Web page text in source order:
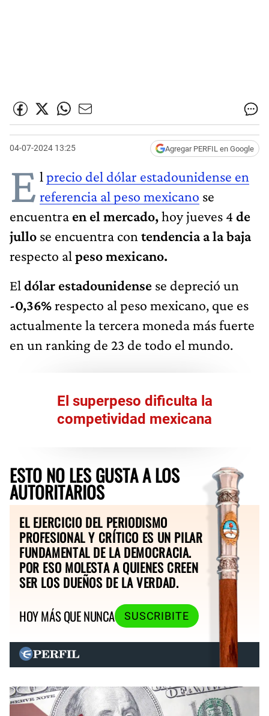
04-07-2024 13:25 Agregar PERFIL en Google
E l precio del dólar estadounidense en
referencia al peso mexicano se
encuentra en el mercado,hoy jueves 4de
jullo se encuentra con tendencia a la baja
respecto al peso mexicano.
El dólar estadounidense se depreció un
-0,36%respecto al peso mexicano, que es
actualmente la tercera moneda más fuerte
en un ranking de 23 de todo el mundo.
El superpeso dificulta la
competividad mexicana
ESTO NO LES GUSTA A LOS
AUTORITARIOS
EL EJERCICIO DEL PERIODISMO
PROFESIONAL Y CRÍTICO ES UN PILAR
FUNDAMENTAL DE LA DEMOCRACIA.
POR ESO MOLESTA A QUIENES CREEN
SER LOS DUEÑOS DE LA VERDAD.
HOY MÁS QUE NUNCA
SUSCRIBITE